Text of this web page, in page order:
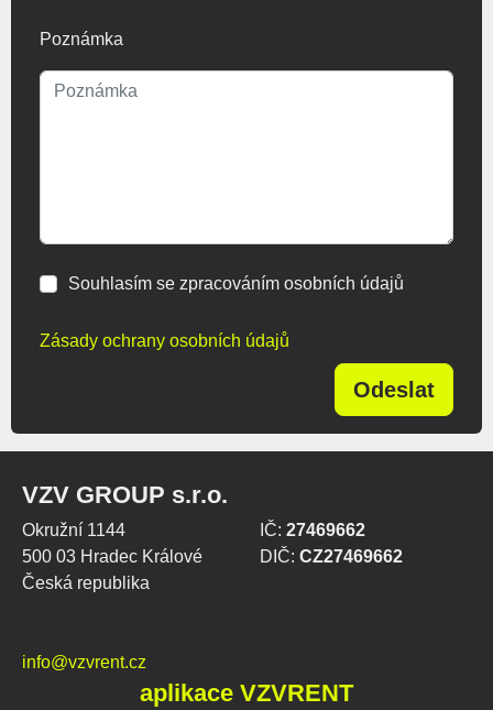
Poznámka
Souhlasím se zpracováním osobních údajů
Zásady ochrany osobních údajů
Odeslat
VZV GROUP s.r.o.
Okružní 1144
500 03 Hradec Králové
Česká republika
IČ: 27469662
DIČ: CZ27469662
info@vzvrent.cz
aplikace VZVRENT